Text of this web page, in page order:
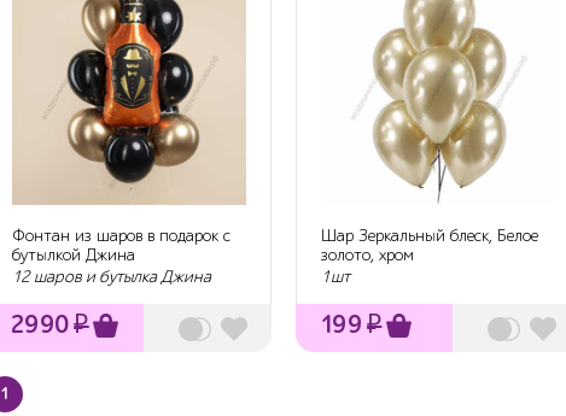
Фонтан из шаров в подарок с
бутылкой Джина
12 шаров и бутылка Джина
2990₽
Шар Зеркальный блеск, Белое
золото, хром
1шт
199 ₽
1